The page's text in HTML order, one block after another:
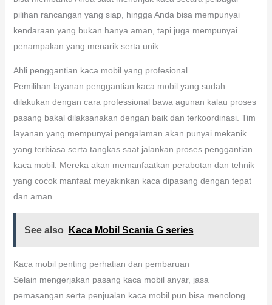
pilihan rancangan yang siap, hingga Anda bisa mempunyai
kendaraan yang bukan hanya aman, tapi juga mempunyai
penampakan yang menarik serta unik.
Ahli penggantian kaca mobil yang profesional
Pemilihan layanan penggantian kaca mobil yang sudah
dilakukan dengan cara professional bawa agunan kalau proses
pasang bakal dilaksanakan dengan baik dan terkoordinasi. Tim
layanan yang mempunyai pengalaman akan punyai mekanik
yang terbiasa serta tangkas saat jalankan proses penggantian
kaca mobil. Mereka akan memanfaatkan perabotan dan tehnik
yang cocok manfaat meyakinkan kaca dipasang dengan tepat
dan aman.
See also Kaca Mobil Scania G series
Kaca mobil penting perhatian dan pembaruan
Selain mengerjakan pasang kaca mobil anyar, jasa
pemasangan serta penjualan kaca mobil pun bisa menolong